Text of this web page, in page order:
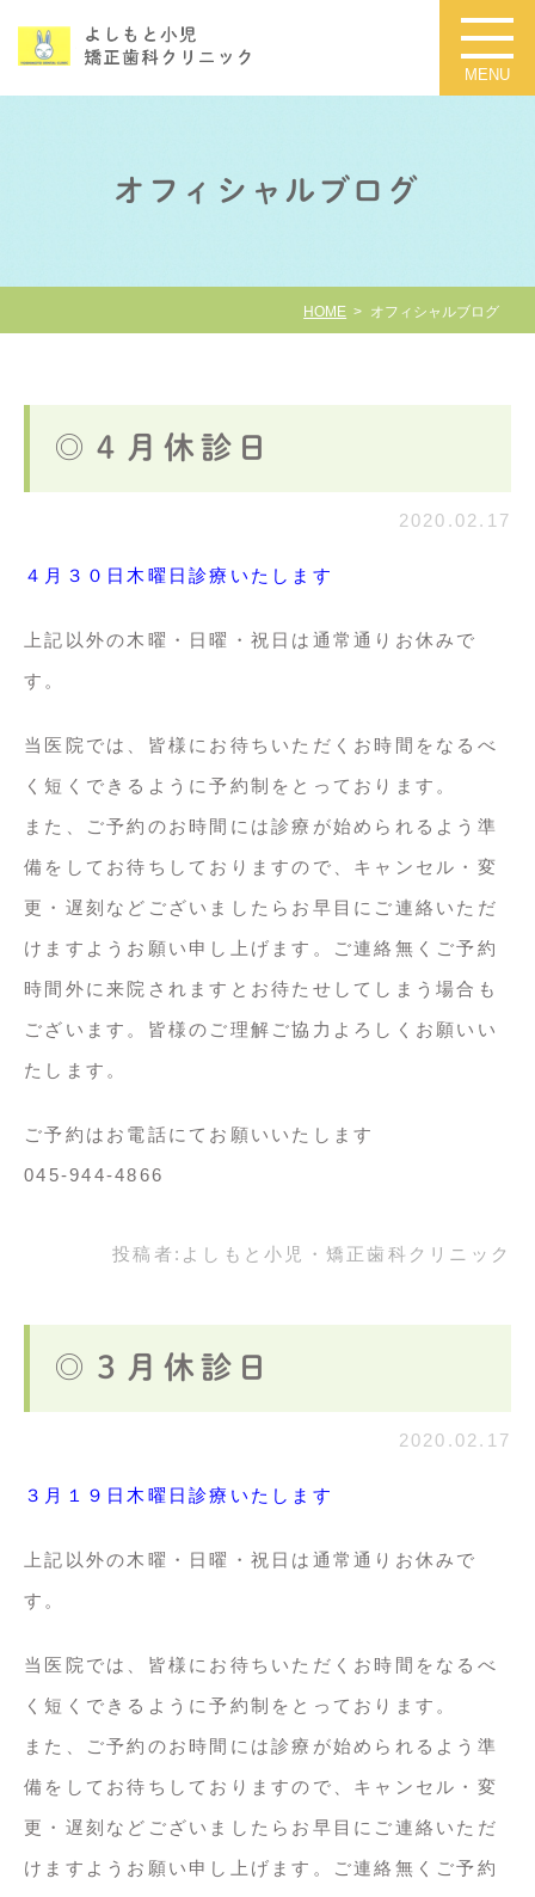
オフィシャルブログ
HOME オフィシャルブログ
◎４月休診日
2020.02.17
４ 月３０ 日木曜日診療いたします
上記以外の木曜・日曜・祝日は通常通りお休みで
す。
当医院では、皆様にお待ちいただくお時間をなるべ
く短くできるように予約制をとっております。
また、ご予約のお時間には診療が始められるよう準
備をしてお待ちしておりますので、キャンセル・変
更・遅刻などございましたらお早目にご連絡いただ
けますようお願い申し上げます。ご連絡無くご予約
時間外に来院されますとお待たせしてしまう場合も
ございます。皆様のご理解ご協力よろしくお願いい
たします。
ご予約はお電話にてお願いいたします
045-944-4866
投稿者: よしもと小児・矯正歯科クリニック
◎３月休診日
2020.02.17
３ 月 １９ 日木曜日診療いたします
上記以外の木曜・日曜・祝日は通常通りお休みで
す。
当医院では、皆様にお待ちいただくお時間をなるべ
く短くできるように予約制をとっております。
また、ご予約のお時間には診療が始められるよう準
備をしてお待ちしておりますので、キャンセル・変
更・遅刻などございましたらお早目にご連絡いただ
けますようお願い申し上げます。ご連絡無くご予約